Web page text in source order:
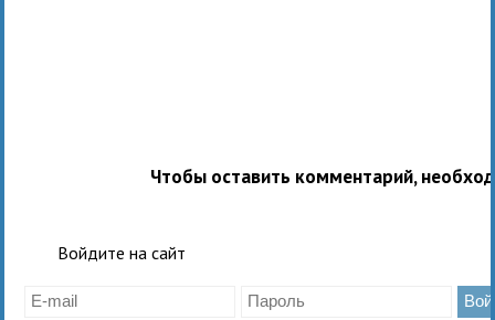
Чтобы оставить комментарий,
Войдите на сайт